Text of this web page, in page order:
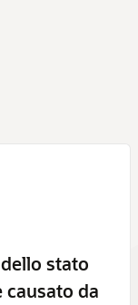
stato
causato da